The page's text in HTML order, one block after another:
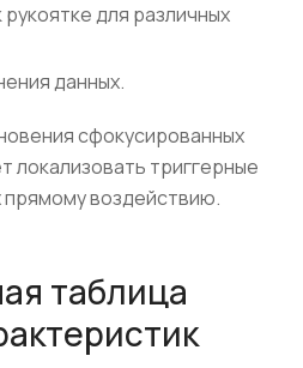
для различных
данных.
сфокусированных
локализовать триггерные
прямому воздействию.
таблица